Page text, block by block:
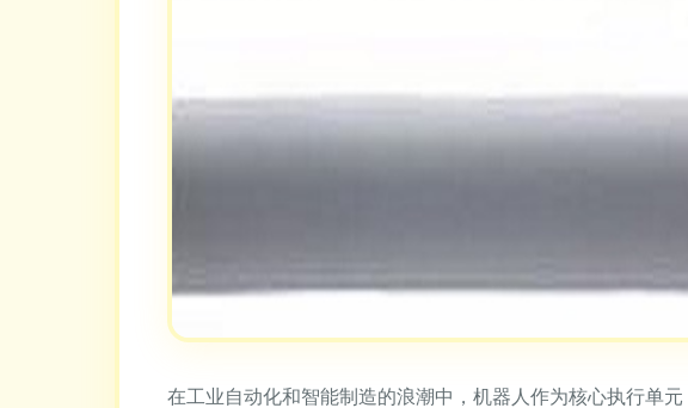
在工业自动化和智能制造的浪潮中，机器人作为核心执行单